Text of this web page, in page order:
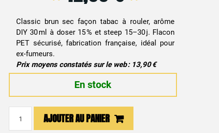
Classic brun sec façon tabac à rouler, arôme
DIY 30 ml à doser 15 % et steep 15–30 j. Flacon
PET sécurisé, fabrication française, idéal pour
ex‑fumeurs.
Prix moyens constatés sur le web : 13,90 €
En stock
AJOUTER AU PANIER